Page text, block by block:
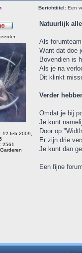
Berichttitel:Een
12 feb 2009,
2561
Garderen
Natuurlijk
Als
Want dat doe
Bovendien is
Als je na
Dit klinkt
Verder
Omdat je bij
Je kunt
Door op
Er zijn drie
Je kunt dan
Een fijne